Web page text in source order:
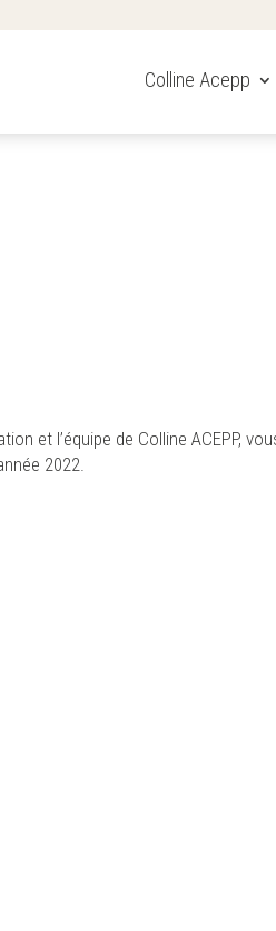
Colline Acepp
et l’équipe de Colline ACEPP,
2022.